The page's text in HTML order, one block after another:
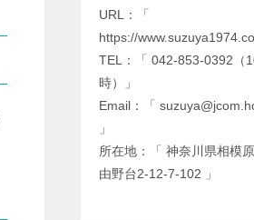
URL：「
https://
TEL：「 042-853-0392（
時）」
Email：「
」
所在地：「 神奈川県相模
由野台2-12-7-102 」